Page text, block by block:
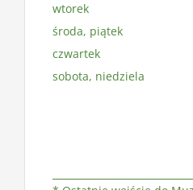
wtorek
środa, piątek
czwartek
sobota, niedziela